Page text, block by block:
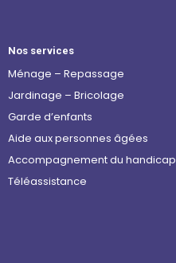
Nos services
Ménage – Repassage
Jardinage – Bricolage
Garde d’enfants
Aide aux personnes âgées
Accompagnement du handicap
Téléassistance